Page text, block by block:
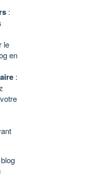
:
le
en
: